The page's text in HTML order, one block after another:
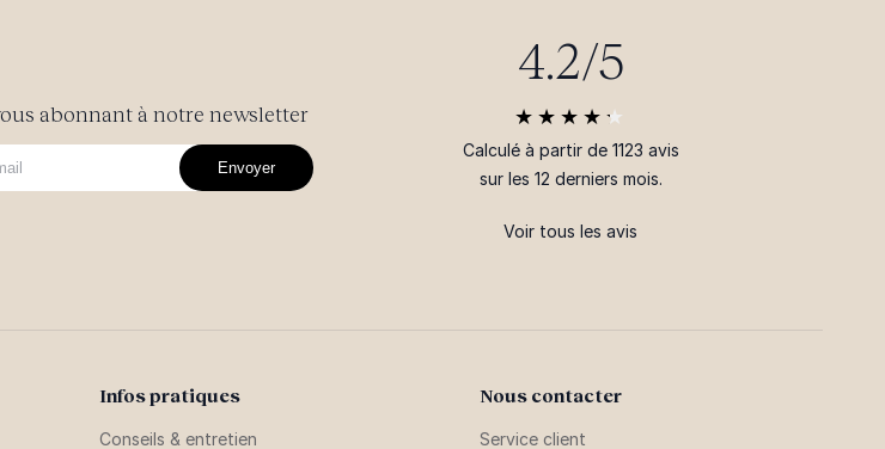
abonnant à notre newsletter
Envoyer
4.2/5
Calculé à partir de 1123 avis
sur les 12 derniers mois.
Voir tous les avis
Infos pratiques
Conseils & entretien
Nous contacter
Service client